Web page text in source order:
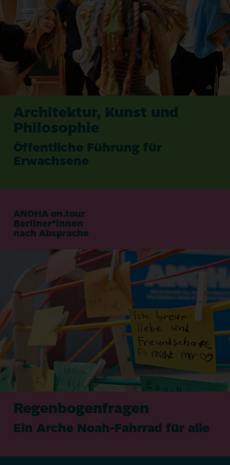
Architektur, Kunst und
Philosophie
Öffentliche Führung für
Erwachsene
Regenbogenfragen
Ein Arche Noah-Fahrrad für alle
ANOHA on.tour
Berliner*innen
nach Absprache